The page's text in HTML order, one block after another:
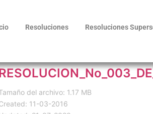
Resoluciones Resoluciones
del archivo: 1.17 MB
11-03-2016